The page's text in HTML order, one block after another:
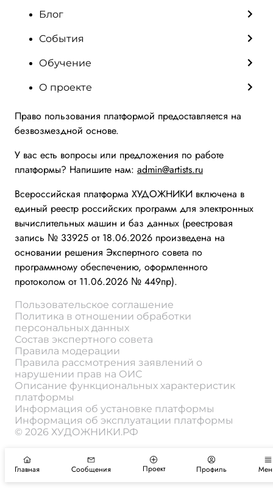
Блог
События
Обучение
О проекте
Право пользования платформой предоставляется на
безвозмездной основе.
У вас есть вопросы или предложения по работе
платформы? Напишите нам: admin@artists.ru
Всероссийская платформа ХУДОЖНИКИ включена в
единый реестр российских программ для электронных
вычислительных машин и баз данных (реестровая
запись № 33925 от 18.06.2026 произведена на
основании решения Экспертного совета по
программному обеспечению, оформленного
протоколом от 11.06.2026 № 449пр).
Пользовательское соглашение
Политика в отношении обработки
персональных данных
Состав экспертного совета
Правила модерации
Правила рассмотрения заявлений о
нарушении прав на ОИС
Описание функциональных характеристик
платформы
Информация об установке платформы
Информация об эксплуатации платформы
© 2026 ХУДОЖНИКИ.РФ
Главная Сообщения Проект Профиль